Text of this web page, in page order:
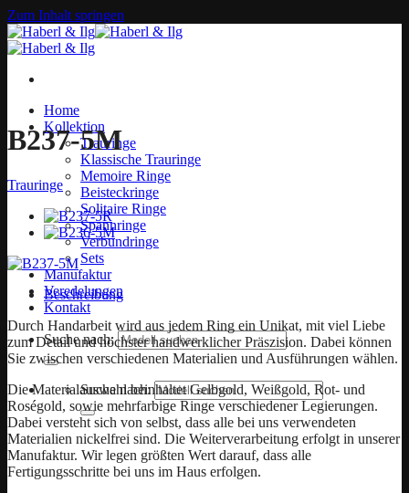
Zum Inhalt springen
Home
Kollektion
Trauringe
Klassische Trauringe
Memoire Ringe
Beisteckringe
Solitaire Ringe
Spannringe
Verbundringe
Sets
Manufaktur
Veredelungen
Kontakt
Suche nach:
Suche nach:
B237-5M
Trauringe
Beschreibung
Durch Handarbeit wird aus jedem Ring ein Unikat, mit viel Liebe
zum Detail und höchster handwerklicher Präszision. Dabei können
Sie zwischen verschiedenen Materialien und Ausführungen wählen.
Die Materialauswahl beinhaltet Gelbgold, Weißgold, Rot- und
Roségold, sowie mehrfarbige Ringe verschiedener Legierungen.
Dabei versteht sich von selbst, dass alle bei uns verwendeten
Materialien nickelfrei sind. Die Weiterverarbeitung erfolgt in unserer
Manufaktur. Wir legen größten Wert darauf, dass alle
Fertigungsschritte bei uns im Haus erfolgen.